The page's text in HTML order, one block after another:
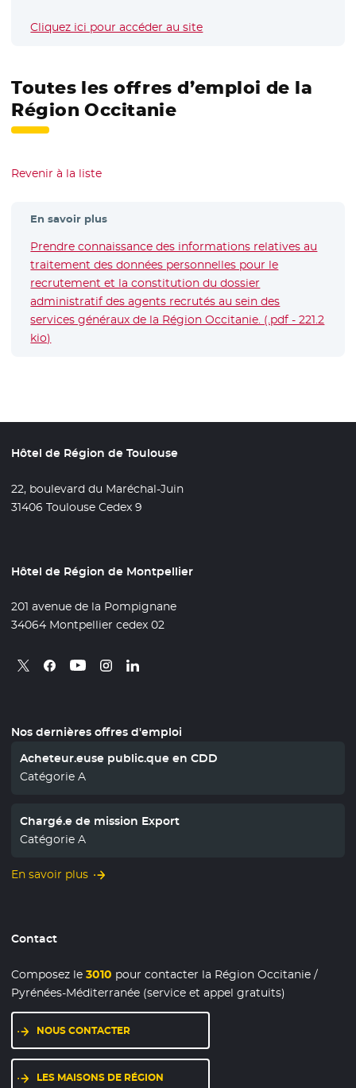
Cliquez ici pour accéder au site
Toutes les offres d’emploi de la
Région Occitanie
Revenir à la liste
En savoir plus
Prendre connaissance des informations relatives au
traitement des données personnelles pour le
recrutement et la constitution du dossier
administratif des agents recrutés au sein des
services généraux de la Région Occitanie. (.pdf - 221.2
kio)
Hôtel de Région de Toulouse
22, boulevard du Maréchal-Juin
31406 Toulouse Cedex 9
Hôtel de Région de Montpellier
201 avenue de la Pompignane
34064 Montpellier cedex 02
Retrouvez nous sur X
- Nouvelle fenêtre
Retrouvez nous sur Facebook
- Nouvelle fenêtre
Retrouvez nous sur Youtube
- Nouvelle fenêtre
Retrouvez nous sur Instagram
- Nouvelle fenêtre
Retrouvez nous sur Linkedin
- Nouvelle fenêtre
Nos dernières offres d'emploi
Acheteur.euse public.que en CDD
Catégorie A
Chargé.e de mission Export
Catégorie A
En savoir plus
Contact
Composez le3010 pour contacter la Région Occitanie /
Pyrénées-Méditerranée (service et appel gratuits)
NOUS CONTACTER
LES MAISONS DE RÉGION